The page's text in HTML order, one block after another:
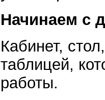
Начинаем с
Кабинет,
таблицей,
работы.